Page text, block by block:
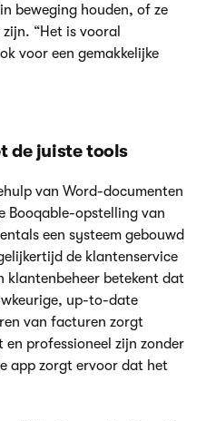
beweging houden, of ze
“Het is vooral
voor een gemakkelijke
de juiste tools
van Word-documenten
Booqable-opstelling van
een systeem gebouwd
de klantenservice
klantenbeheer betekent dat
up-to-date
van facturen zorgt
professioneel zijn zonder
app zorgt ervoor dat het